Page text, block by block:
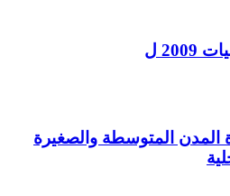
المدن المتوسطة والصغيرة